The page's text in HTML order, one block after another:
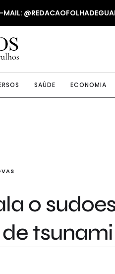
MAIL:
SAÚDE ECONOMIA
o
tsunami